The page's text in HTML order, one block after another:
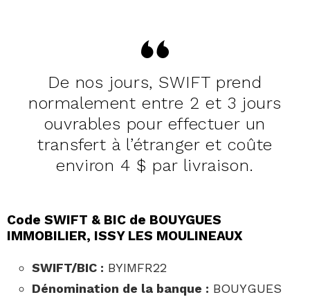
De nos jours, SWIFT prend
normalement entre 2 et 3 jours
ouvrables pour effectuer un
transfert à l’étranger et coûte
environ 4 $ par livraison.
Code SWIFT & BIC de BOUYGUES
IMMOBILIER, ISSY LES MOULINEAUX
SWIFT/BIC : BYIMFR22
Dénomination de la banque : BOUYGUES